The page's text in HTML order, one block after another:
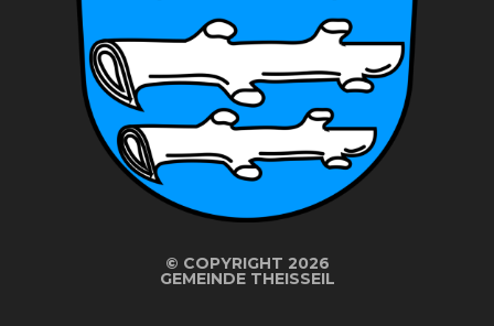
© COPYRIGHT 2026
GEMEINDE THEISSEIL